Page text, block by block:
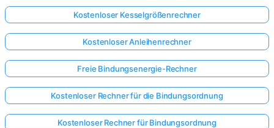
Kostenloser Kesselgrößenrechner
Kostenloser Anleihenrechner
Freie Bindungsenergie-Rechner
Kostenloser Rechner für die Bindungsordnung
Kostenloser Rechner für Bindungsordnung